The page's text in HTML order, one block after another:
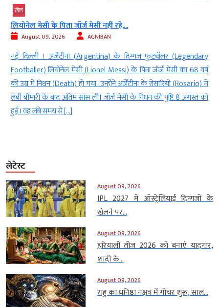
खेल
IND vs SL टेस्ट में रिकॉर्ड बुक पर...
August 09, 2026 AGNIBAN
नई दिल्ली । भारत और श्रीलंका(India and Sri Lanka) के बीच 15 अगस्त
(August 15)से शुरू होने वाली टेस्ट सीरीज(Test series) सिर्फ मुकाबले के
लिहाज से ही अहम नहीं रहने वाली है बल्कि इस दौरान भारतीय बल्लेबाजों के बीच
वर्ल्ड टेस्ट चैंपियनशिप में रिकॉर्ड की रेस भी देखने को मिलेगी। रवींद्र जडेजा
(Ravindra Jadeja)और यशस्वी […]
लेटेस्ट
August 09, 2026
IPL 2027 में ऑस्ट्रेलियाई दिग्गजों के
खेलने पर...
August 09, 2026
हरियाली तीज 2026 को बनाएं यादगार,
शादी के...
August 09, 2026
राहु का धनिष्ठा नक्षत्र में गोचर शुरू, साल...